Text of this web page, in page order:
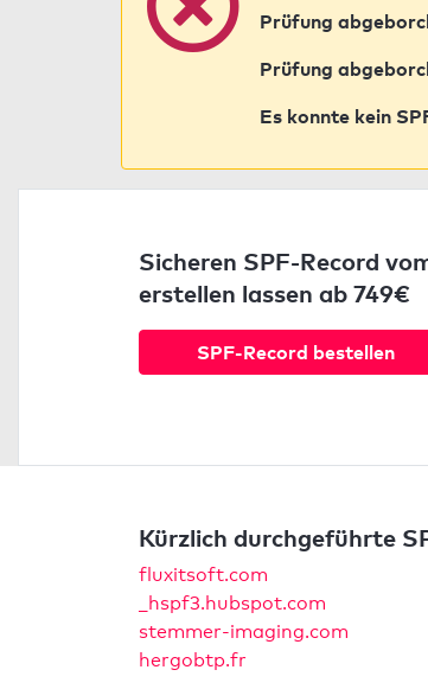
Prüfung
Prüfung
Es konnte kein
Sicheren SPF-Record
erstellen lassen ab 749€
SPF-Record bestellen
Kürzlich durchgeführte
fluxitsoft.com
_hspf3.hubspot.com
stemmer-imaging.com
hergobtp.fr